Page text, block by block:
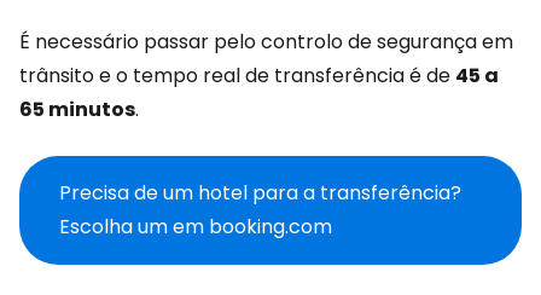
É necessário passar pelo controlo de segurança em
trânsito e o tempo real de transferência é de 45 a
65 minutos.
Precisa de um hotel para a transferência?
Escolha um em booking.com